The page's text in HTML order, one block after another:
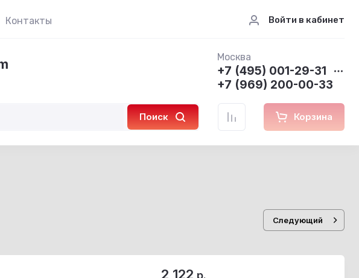
Контакты Войти в кабинет
Москва
+7 (495) 001-29-31
+7 (969) 200-00-33
Поиск Корзина
Следующий
2 122 р.